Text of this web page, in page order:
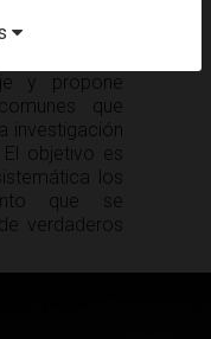
y propone
que
investigación
objetivo es
los
que se
verdaderos